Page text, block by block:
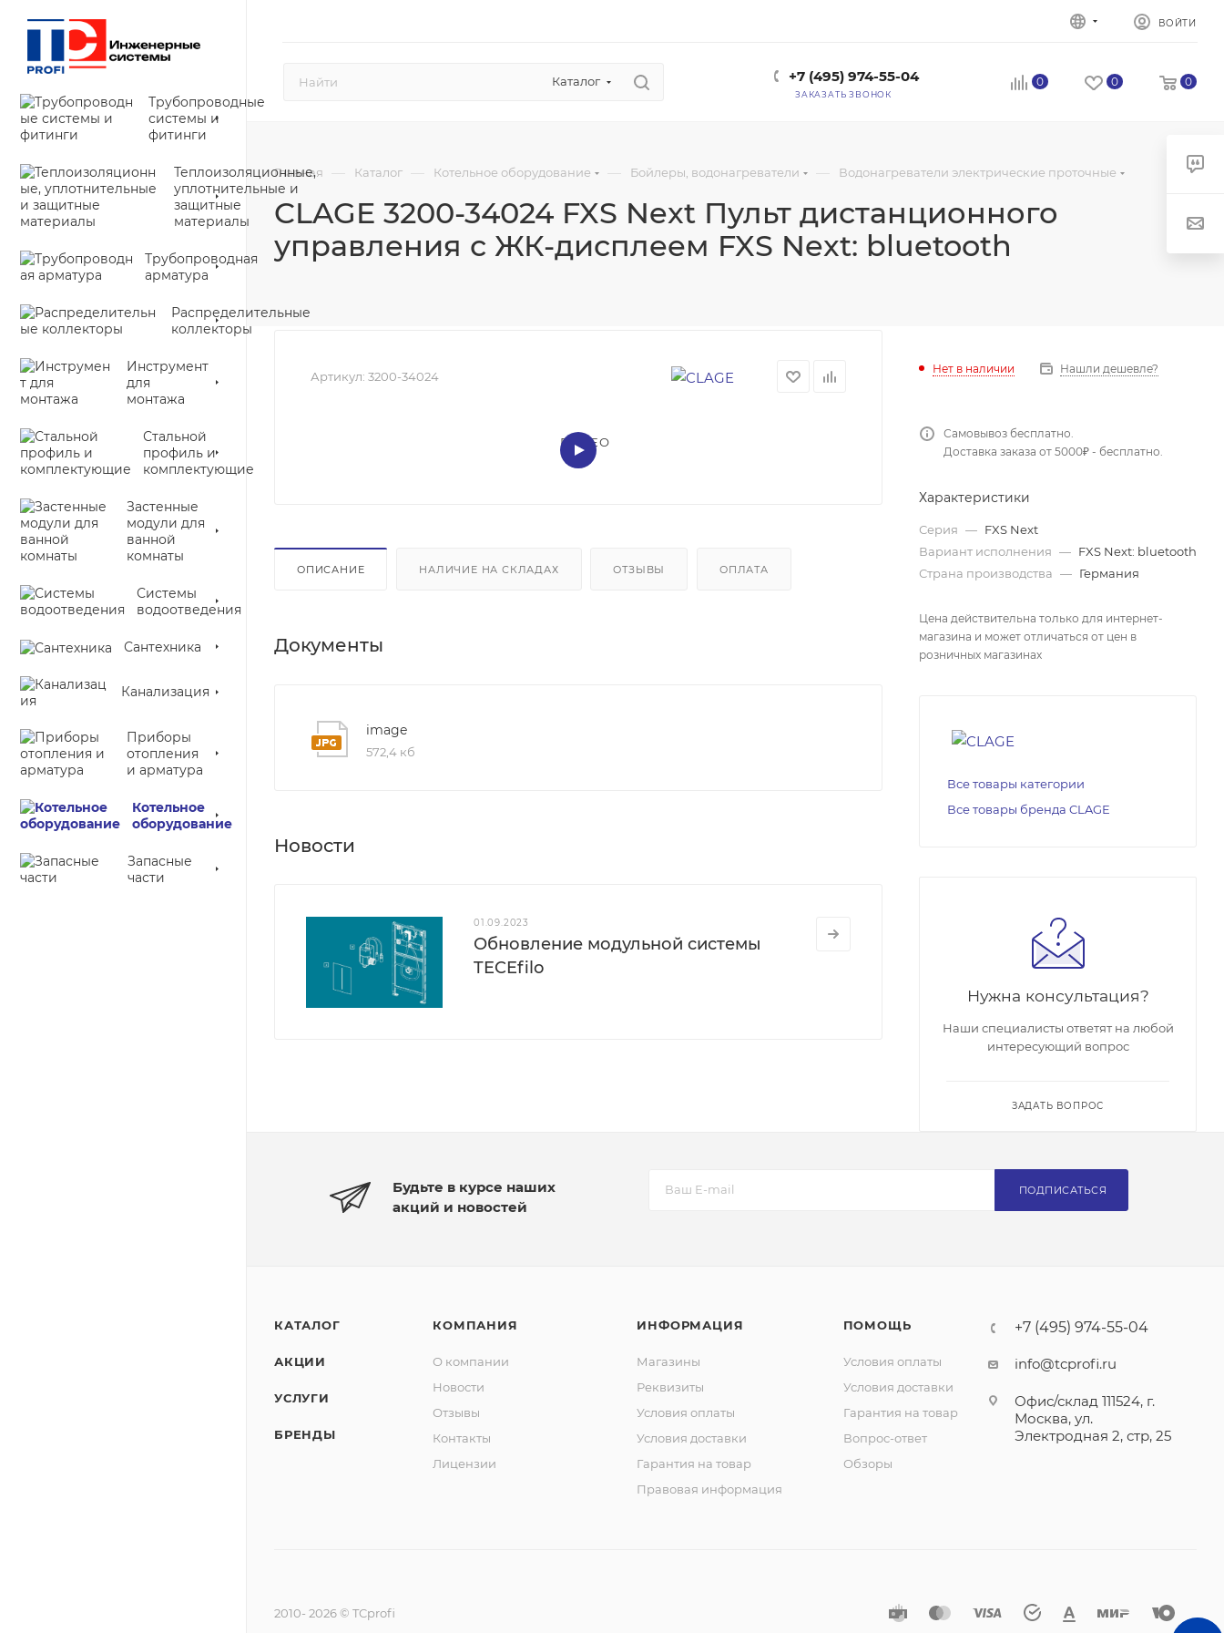
ВОЙТИ
Каталог +7 (495) 974-55-04
ЗАКАЗАТЬ ЗВОНОК
0 0 0
Трубопроводные
системы и
фитинги
Теплоизоляционные,
уплотнительные и
защитные
материалы
Трубопроводная
арматура
Распределительные
коллекторы
Инструмент
для
монтажа
Стальной
профиль и
комплектующие
Застенные
модули для
ванной
комнаты
Системы
водоотведения
Сантехника
Канализация
Приборы
отопления
и арматура
Котельное
оборудование
Запасные
части
Главная — Каталог — Котельное оборудование — Бойлеры, водонагреватели — Водонагреватели электрические проточные
CLAGE 3200-34024 FXS Next Пульт дистанционного
управления с ЖК-дисплеем FXS Next: bluetooth
Артикул: 3200-34024
ВИДЕО
ОПИСАНИЕ НАЛИЧИЕ НА СКЛАДАХ ОТЗЫВЫ ОПЛАТА
Документы
image
572,4 кб
Новости
01.09.2023
Обновление модульной системы
TECEfilo
Нет в наличии Нашли дешевле?
Самовывоз бесплатно.
Доставка заказа от 5000₽ - бесплатно.
Характеристики
Серия — FXS Next
Вариант исполнения — FXS Next: bluetooth
Страна производства — Германия
Цена действительна только для интернет-
магазина и может отличаться от цен в
розничных магазинах
Все товары категории
Все товары бренда CLAGE
Нужна консультация?
Наши специалисты ответят на любой
интересующий вопрос
ЗАДАТЬ ВОПРОС
Будьте в курсе наших
акций и новостей
ПОДПИСАТЬСЯ
КАТАЛОГ
АКЦИИ
УСЛУГИ
БРЕНДЫ
КОМПАНИЯ
О компании
Новости
Отзывы
Контакты
Лицензии
ИНФОРМАЦИЯ
Магазины
Реквизиты
Условия оплаты
Условия доставки
Гарантия на товар
Правовая информация
ПОМОЩЬ
Условия оплаты
Условия доставки
Гарантия на товар
Вопрос-ответ
Обзоры
+7 (495) 974-55-04
info@tcprofi.ru
Офис/склад 111524, г.
Москва, ул.
Электродная 2, стр, 25
2010- 2026 © TCprofi